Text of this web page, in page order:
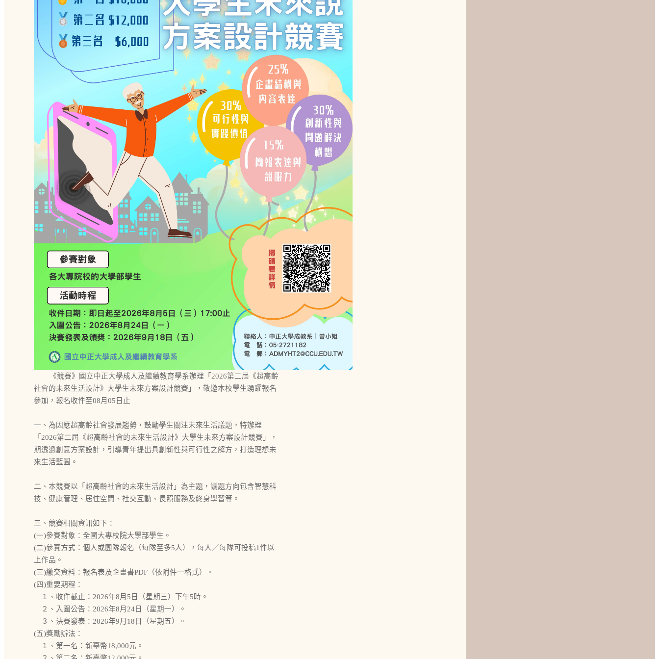
《競賽》國立中正大學成人及繼續教育學系辦理「2026第二屆《超高齡
社會的未來生活設計》大學生未來方案設計競賽」，敬邀本校學生踴躍報名
參加，報名收件至08月05日止
一、為因應超高齡社會發展趨勢，鼓勵學生關注未來生活議題，特辦理
「2026第二屆《超高齡社會的未來生活設計》大學生未來方案設計競賽」，
期透過創意方案設計，引導青年提出具創新性與可行性之解方，打造理想未
來生活藍圖。
二、本競賽以「超高齡社會的未來生活設計」為主題，議題方向包含智慧科
技、健康管理、居住空間、社交互動、長照服務及終身學習等。
三、競賽相關資訊如下：
(一)參賽對象：全國大專校院大學部學生。
(二)參賽方式：個人或團隊報名（每隊至多5人），每人／每隊可投稿1件以
上作品。
(三)繳交資料：報名表及企畫書PDF（依附件一格式）。
(四)重要期程：
１、收件截止：2026年8月5日（星期三）下午5時。
２、入圍公告：2026年8月24日（星期一）。
３、決賽發表：2026年9月18日（星期五）。
(五)獎勵辦法：
１、第一名：新臺幣18,000元。